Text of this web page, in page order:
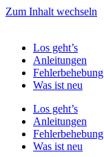
Zum Inhalt wechseln
Los geht’s
Anleitungen
Fehlerbehebung
Was ist neu
Los geht’s
Anleitungen
Fehlerbehebung
Was ist neu